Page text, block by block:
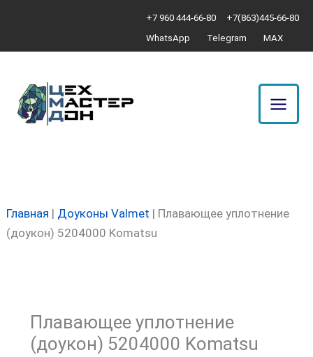
содержимому
+7 960 444-66-80
+7(863)445-66-80
WhatsApp
Telegram MAX
Главная | Доуконы Valmet | Плавающее уплотнение
(доукон) 5204000 Komatsu
Плавающее уплотнение
(доукон) 5204000 Komatsu
Плавающее
(доукон)
5204000
Komatsu